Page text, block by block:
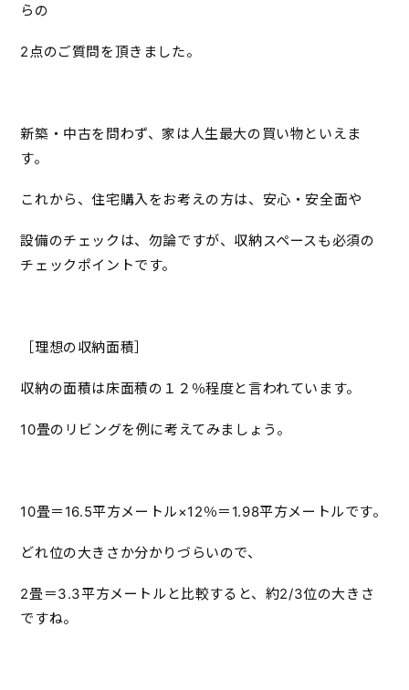
らの
2点のご質問を頂きました。
新築・中古を問わず、家は人生最大の買い物といえま
す。
これから、住宅購入をお考えの方は、安心・安全面や
設備のチェックは、勿論ですが、収納スペースも必須の
チェックポイントです。
［理想の収納面積］
収納の面積は床面積の１２％程度と言われています。
10畳のリビングを例に考えてみましょう。
10畳＝16.5平方メートル×12％＝1.98平方メートルです。
どれ位の大きさか分かりづらいので、
2畳＝3.3平方メートルと比較すると、約2/3位の大きさ
ですね。